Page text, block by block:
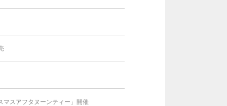
スアフタヌーンティー」開催